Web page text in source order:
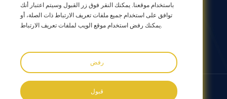
0086 510 8580 8562
0086 152 5144 1199
باستخدام موقعنا. يمكنك النقر فوق زر القبول وسيتم اعتبار أنك
توافق على استخدام جميع ملفات تعريف الارتباط ذات الصلة، أو
يمكنك رفض استخدام موقع الويب لملفات تعريف الارتباط.
رفض
قبول